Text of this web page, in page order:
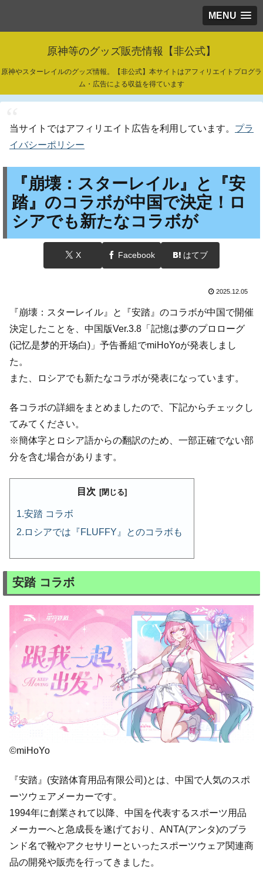
MENU
原神等のグッズ販売情報【非公式】
原神やスターレイルのグッズ情報。【非公式】本サイトはアフィリエイトプログラ
ム・広告による収益を得ています
当サイトではアフィリエイト広告を利用しています。 プラ
イバシーポリシー
『崩壊：スターレイル』と『安
踏』のコラボが中国で決定！ロ
シアでも新たなコラボが
X Facebook はてブ
2025.12.05
『崩壊：スターレイル』と『安踏』のコラボが中国で開催
決定したことを、中国版Ver.3.8「記憶は夢のプロローグ
(记忆是梦的开场白)」予告番組でmiHoYoが発表しまし
た。
また、ロシアでも新たなコラボが発表になっています。
各コラボの詳細をまとめましたので、下記からチェックし
てみてください。
※簡体字とロシア語からの翻訳のため、一部正確でない部
分を含む場合があります。
目次
安踏 コラボ
ロシアでは『FLUFFY』とのコラボも
安踏 コラボ
©miHoYo
『安踏』(安踏体育用品有限公司)とは、中国で人気のスポ
ーツウェアメーカーです。
1994年に創業されて以降、中国を代表するスポーツ用品
メーカーへと急成長を遂げており、ANTA(アンタ)のブラ
ンド名で靴やアクセサリーといったスポーツウェア関連商
品の開発や販売を行ってきました。